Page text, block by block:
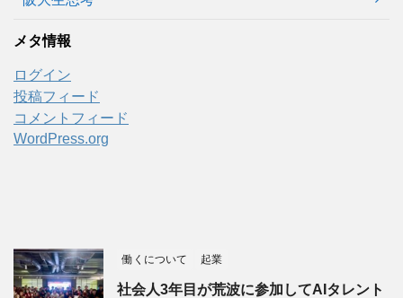
メタ情報
ログイン
投稿フィード
コメントフィード
WordPress.org
働くについて 起業
社会人3年目が荒波に参加してAIタレント